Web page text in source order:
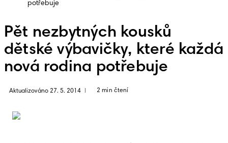
potřebuje
Pět nezbytných kousků
dětské výbavičky, které každá
nová rodina potřebuje
Aktualizováno 27. 5. 2014 2 min čtení